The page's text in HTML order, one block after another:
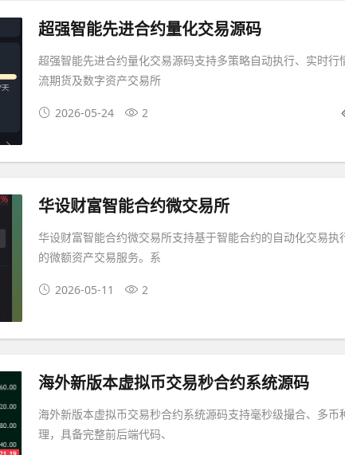
超强智能先进合约量化交易源码
超强智能先进合约量化交易源码支持多策略自动执行、实时行
流期货及数字资产交易所
2026-05-24 2
华设财富智能合约微交易所
华设财富智能合约微交易所支持基于智能合约的自动化交易
的微额资产交易服务。系
2026-05-11 2
海外新版本虚拟币交易秒合约系统源码
海外新版本虚拟币交易秒合约系统源码支持毫秒级撮合、多币
理，具备完整前后端代码、